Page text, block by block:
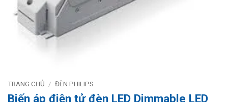
TRANG CHỦ / ĐÈN PHILIPS
Biến áp điện tử đèn LED Dimmable LED